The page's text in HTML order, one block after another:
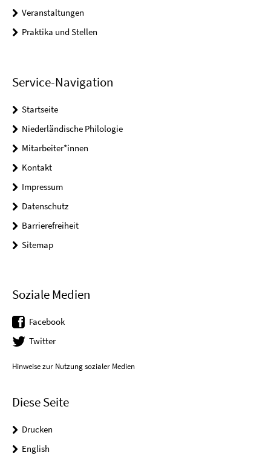
Veranstaltungen
Praktika und Stellen
Service-Navigation
Startseite
Niederländische Philologie
Mitarbeiter*innen
Kontakt
Impressum
Datenschutz
Barrierefreiheit
Sitemap
Soziale Medien
Facebook
Twitter
Hinweise zur Nutzung sozialer Medien
Diese Seite
Drucken
English